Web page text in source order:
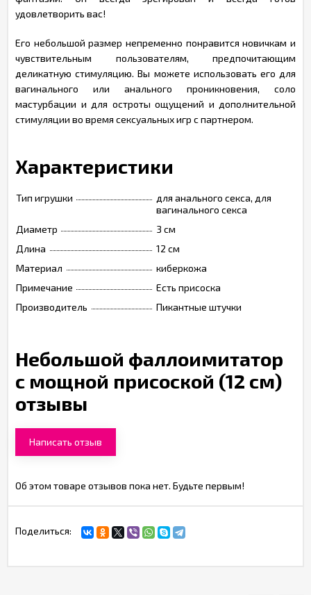
удовлетворить вас!
Его небольшой размер непременно понравится новичкам и
чувствительным пользователям, предпочитающим
деликатную стимуляцию. Вы можете использовать его для
вагинального или анального проникновения, соло
мастурбации и для остроты ощущений и дополнительной
стимуляции во время сексуальных игр с партнером.
Характеристики
Тип игрушки
для анального секса, для
вагинального секса
Диаметр
3 см
Длина
12 см
Материал
киберкожа
Примечание
Есть присоска
Производитель
Пикантные штучки
Небольшой фаллоимитатор
с мощной присоской (12 см)
отзывы
Написать отзыв
Об этом товаре отзывов пока нет. Будьте первым!
Поделиться: